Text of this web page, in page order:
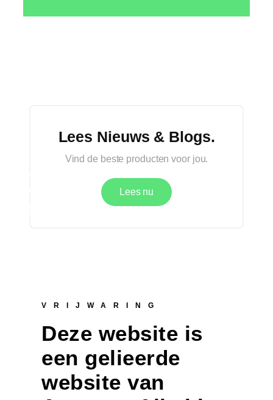
Lees Nieuws & Blogs.
Vind de beste producten voor jou.
Lees nu
VRIJWARING
Deze website is
een gelieerde
website van